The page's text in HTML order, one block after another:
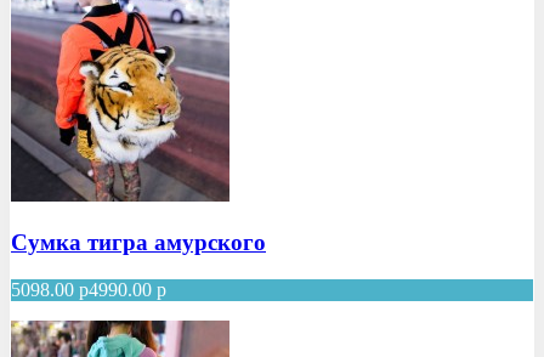
Сумка тигра амурского
5098.00 р4990.00 р